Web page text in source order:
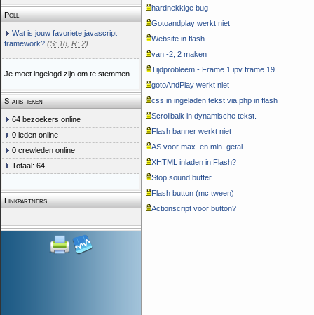
Poll
Wat is jouw favoriete javascript
framework? (S: 18 R: 2)
Je moet ingelogd zijn om te stemmen.
Statistieken
64 bezoekers online
0 leden online
0 crewleden online
Totaal: 64
Linkpartners
hardnekkige bug
Gotoandplay werkt niet
Website in flash
van -2, 2 maken
Tijdprobleem - Frame 1 ipv frame 19
gotoAndPlay werkt niet
css in ingeladen tekst via php in flash
Scrollbalk in dynamische tekst.
Flash banner werkt niet
AS voor max. en min. getal
XHTML inladen in Flash?
Stop sound buffer
Flash button (mc tween)
Actionscript voor button?